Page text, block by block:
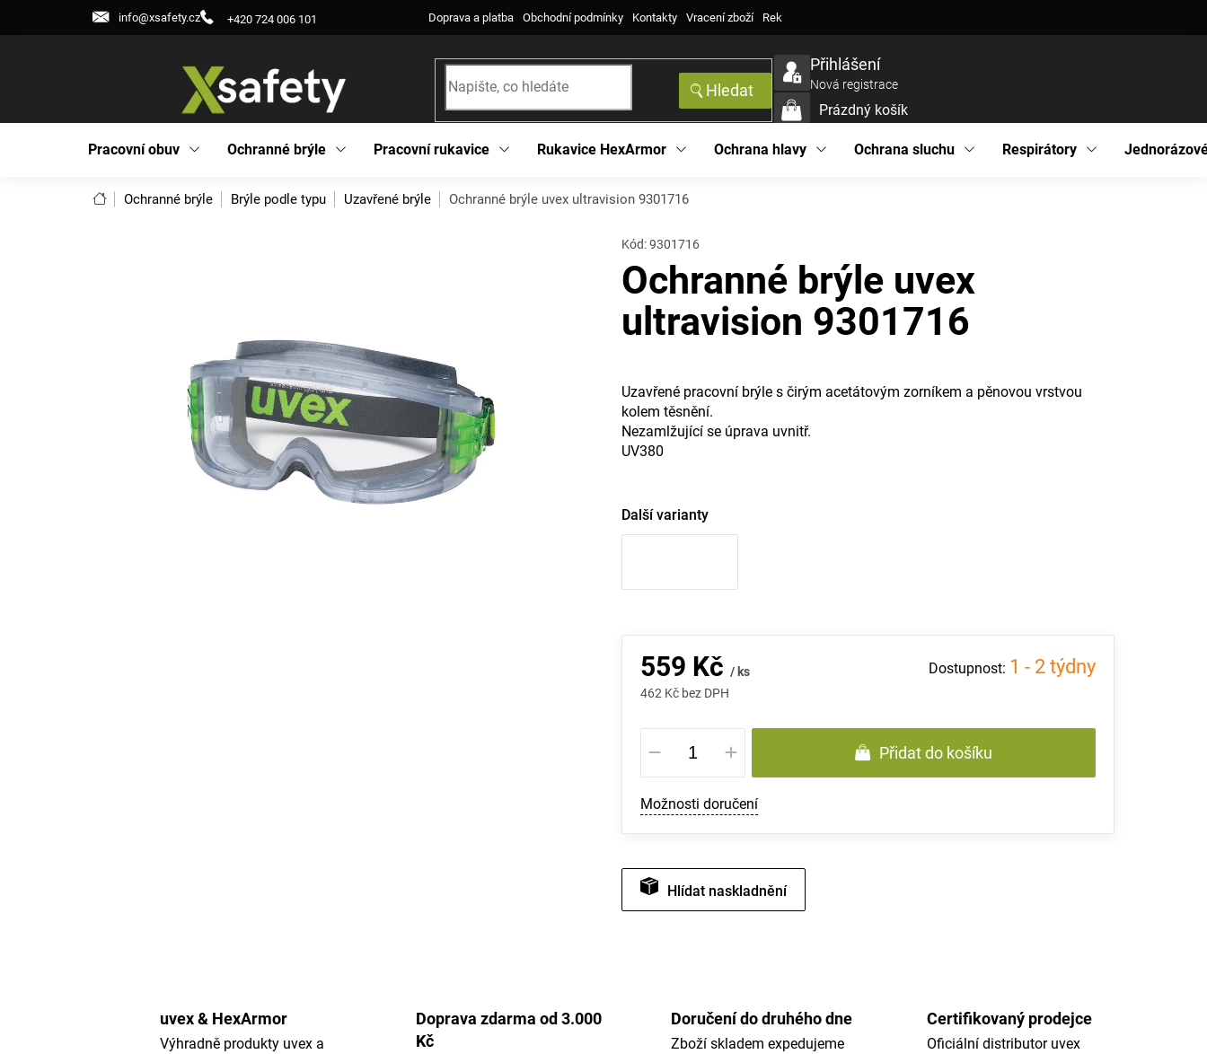
+420 724 006 101
info@xsafety.cz Doprava a platba Obchodní podmínky Kontakty Vracení zboží Reklamace zboží
Hledat
Přihlášení
Nová registrace
NÁKUPNÍ
KOŠÍK
Prázdný košík
Pracovní obuv Ochranné brýle Pracovní rukavice Rukavice HexArmor Ochrana hlavy Ochrana sluchu Respirátory
DomůOchranné brýle Brýle podle typu Uzavřené brýle Ochranné brýle uvex ultravision 9301716
Ochranné brýle uvex
ultravision 9301716
Kód:9301716
Uzavřené pracovní brýle s čirým acetátovým zorníkem a pěnovou vrstvou
kolem těsnění.
Nezamlžující se úprava uvnitř.
UV380
Další varianty
559 Kč / ks
462 Kč bez DPH
Měrná
cena:
1 - 2 týdny
Přidat do košíku
Možnosti doručení
Hlídat
uvex & HexArmor
Výhradně produkty uvex a
Doprava zdarma od 3.000
Kč
Doručení do druhého dne
Zboží skladem expedujeme
Certifikovaný prodejce
Oficiální distributor uvex